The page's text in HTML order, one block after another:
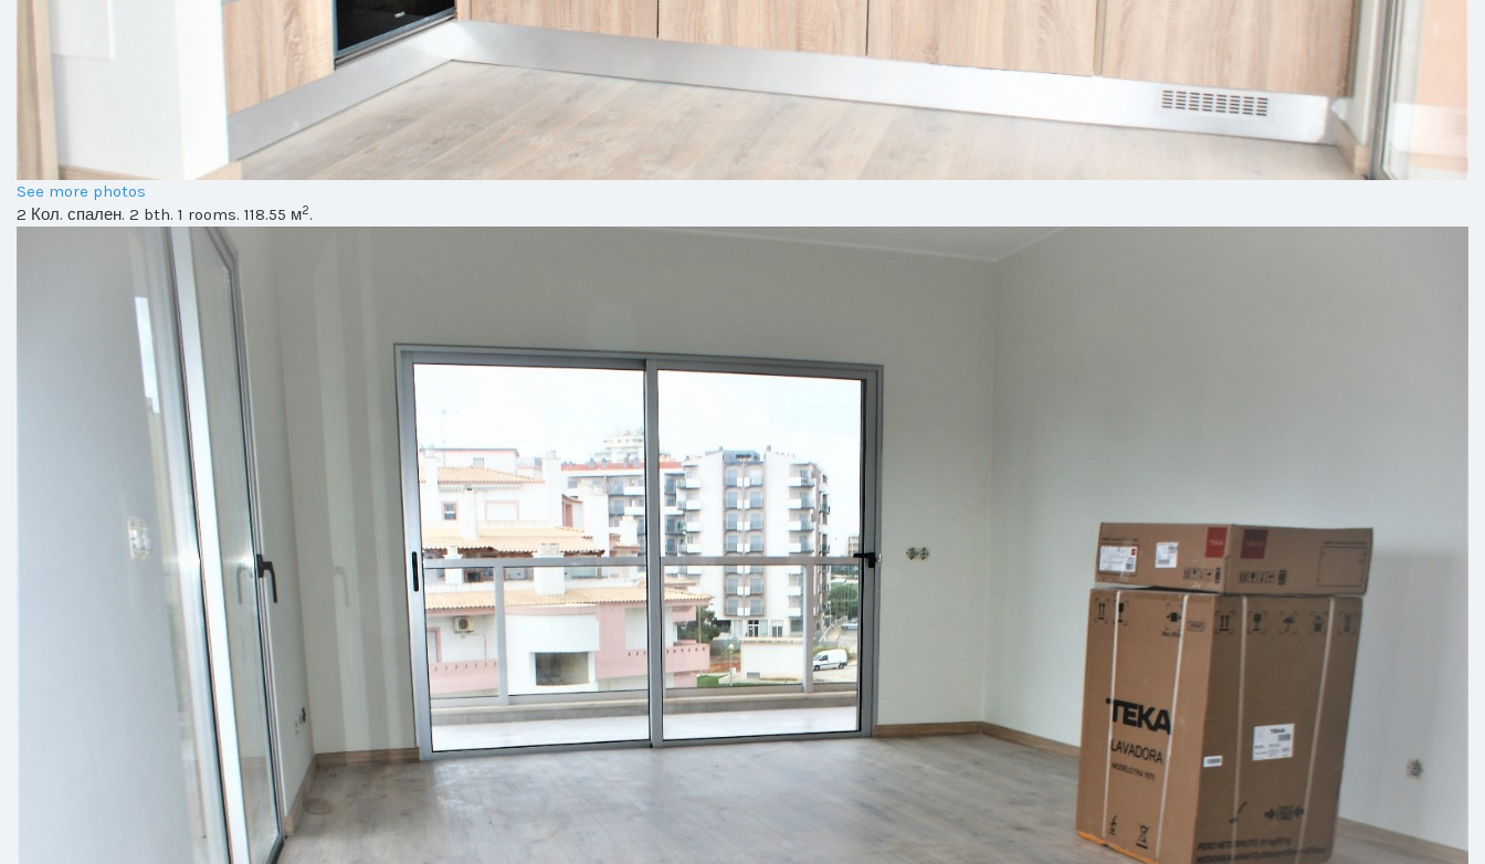
See more photos
2 Кол. спален. 2 bth. 1 rooms. 118.55 м2.